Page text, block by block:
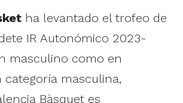
ha levantado el trofeo de
IR Autonómico 2023-
masculino como en
categoría masculina,
Bàsquet es